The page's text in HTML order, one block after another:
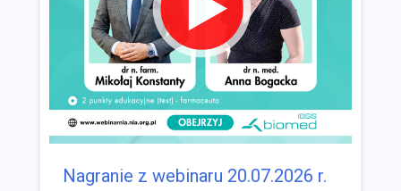
Nagranie z webinaru 20.07.2026 r.